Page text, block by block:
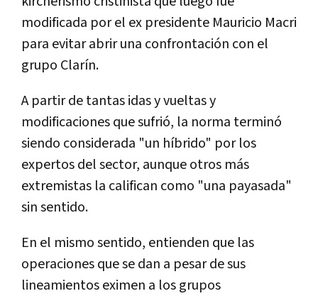
modificada por el ex presidente Mauricio Macri
para evitar abrir una confrontación con el
grupo Clarín.
A partir de tantas idas y vueltas y
modificaciones que sufrió, la norma terminó
siendo considerada "un híbrido" por los
expertos del sector, aunque otros más
extremistas la califican como "una payasada"
sin sentido.
En el mismo sentido, entienden que las
operaciones que se dan a pesar de sus
lineamientos eximen a los grupos